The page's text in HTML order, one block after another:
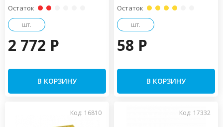
Остаток
шт.
2 772 P
В КОРЗИНУ
Остаток
шт.
58 P
В КОРЗИНУ
Код: 16810 Код: 17332